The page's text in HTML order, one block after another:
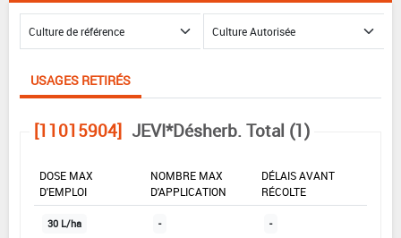
USAGES RETIRÉS
[11015904] JEVI*Désherb. Total (1)
DOSE MAX
D'EMPLOI
NOMBRE MAX
D'APPLICATION
DÉLAIS AVANT
RÉCOLTE
30 L/ha - -